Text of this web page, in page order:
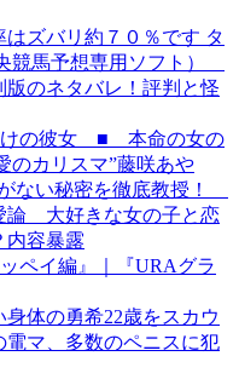
ズバリ約７０％です タ
馬予想専用ソフト）
のネタバレ！評判と怪
けの彼女 ■ 本命の女の
のカリスマ”藤咲あや
ない秘密を徹底教授！
論 大好きな女の子と恋
内容暴露
ッペイ編』｜『URAグラ
身体の勇希22歳をスカウ
電マ、多数のペニスに犯